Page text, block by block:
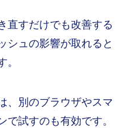
直すだけでも改善する
シュの影響が取れると
。
、別のブラウザやスマ
で試すのも有効です。